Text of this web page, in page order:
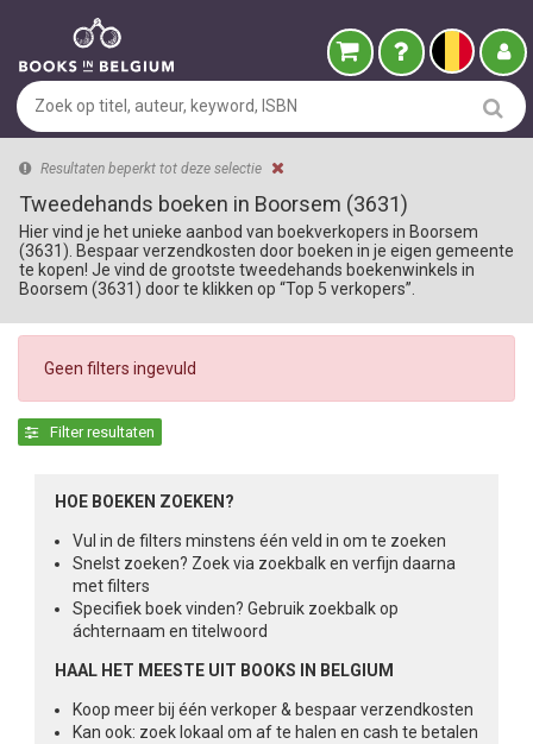
Resultaten beperkt tot deze selectie
Tweedehands boeken in Boorsem (3631)
Hier vind je het unieke aanbod van boekverkopers in Boorsem
(3631). Bespaar verzendkosten door boeken in je eigen gemeente
te kopen! Je vind de grootste tweedehands boekenwinkels in
Boorsem (3631) door te klikken op “Top 5 verkopers”.
Geen filters ingevuld
Filter resultaten
HOE BOEKEN ZOEKEN?
Vul in de filters minstens één veld in om te zoeken
Snelst zoeken? Zoek via zoekbalk en verfijn daarna
met filters
Specifiek boek vinden? Gebruik zoekbalk op
áchternaam en titelwoord
HAAL HET MEESTE UIT BOOKS IN BELGIUM
Koop meer bij één verkoper & bespaar verzendkosten
Kan ook: zoek lokaal om af te halen en cash te betalen